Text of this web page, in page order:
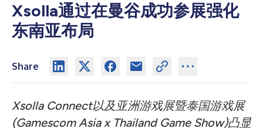
Xsolla通过在曼谷成功参展强化
东南亚布局
Share
Xsolla Connect以及亚洲游戏展暨泰国游戏展
(Gamescom Asia x Thailand Game Show)凸显